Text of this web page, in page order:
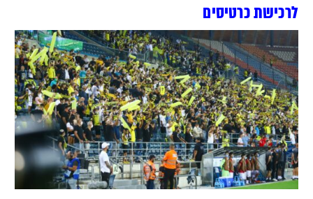
לרכישת כרטיסים